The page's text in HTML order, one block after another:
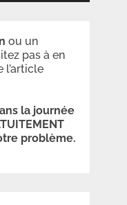
ou un
pas à en
l’article
la journée
problème.